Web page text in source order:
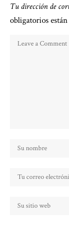
Tu dirección de
obligatorios